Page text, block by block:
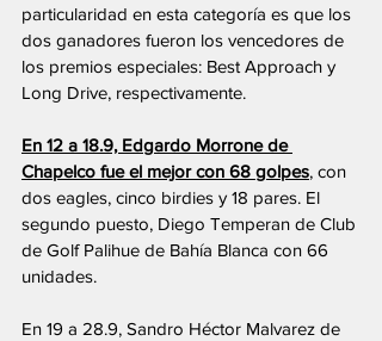
particularidad en esta categoría es que los
dos ganadores fueron los vencedores de
los premios especiales: Best Approach y
Long Drive, respectivamente.
En 12 a 18.9, Edgardo Morrone de
Chapelco fue el mejor con 68 golpes, con
dos eagles, cinco birdies y 18 pares. El
segundo puesto, Diego Temperan de Club
de Golf Palihue de Bahía Blanca con 66
unidades.
En 19 a 28.9, Sandro Héctor Malvarez de